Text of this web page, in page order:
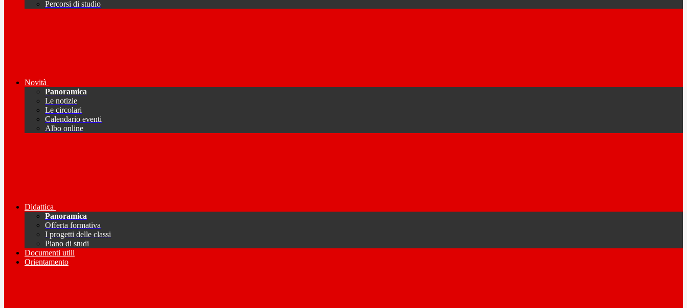
Percorsi di studio
Novità
Panoramica
Le notizie
Le circolari
Calendario eventi
Albo online
Didattica
Panoramica
Offerta formativa
I progetti delle classi
Piano di studi
Documenti utili
Orientamento